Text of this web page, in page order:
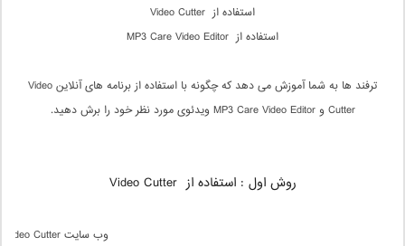
استفاده از Video Cutter
استفاده از MP3 Care Video Editor
ترفند ها به شما آموزش می دهد که چگونه با استفاده از برنامه های آنلاین Video
Cutter و MP3 Care Video Editor ویدئوی مورد نظر خود را برش دهید.
روش اول : استفاده از Video Cutter
وب سایت Video Cutter